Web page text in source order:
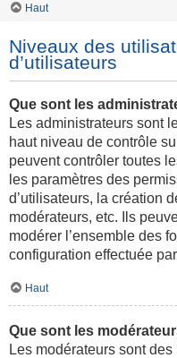
Haut
Niveaux des
d’utilisateurs
Que sont les
Les administrateurs sont
haut niveau de contrôle
peuvent contrôler toutes
les paramètres des
d’utilisateurs, la création
modérateurs, etc. Ils
modérer l’ensemble des
configuration effectuée
Haut
Que sont les
Les modérateurs sont